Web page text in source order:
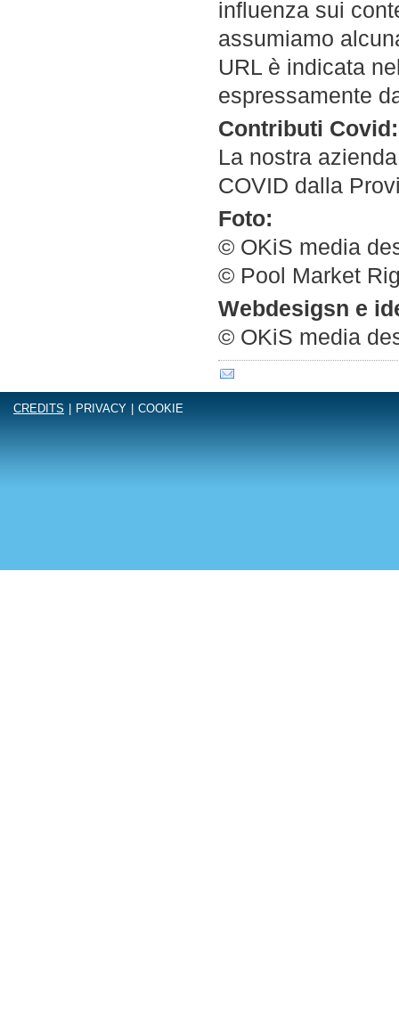
influenza sui
assumiamo
URL è indicata
espressamente
Contributi Covid:
La nostra
COVID dalla
Foto:
© OKiS media
© Pool Market
Webdesigsn e
© OKiS media
CREDITS PRIVACY COOKIE